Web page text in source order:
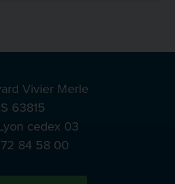
Vivier Merle
63815
cedex 03
84 58 00